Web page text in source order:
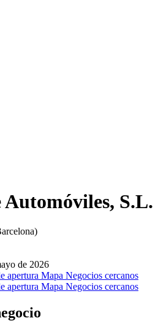
Automóviles, S.L.
de 2026
apertura Mapa Negocios cercanos
apertura Mapa Negocios cercanos